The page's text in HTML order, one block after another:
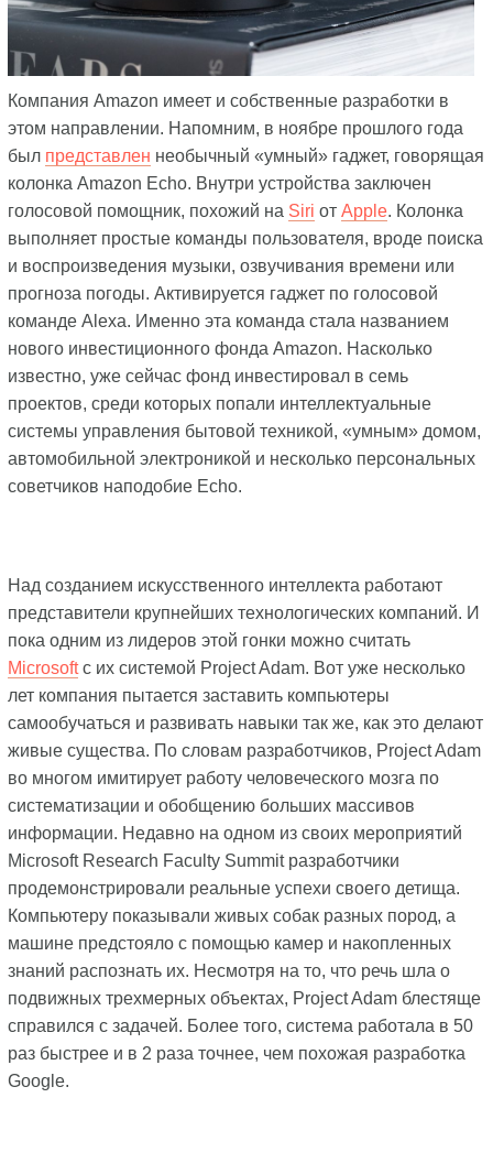
Компания Amazon имеет и собственные разработки в
этом направлении. Напомним, в ноябре прошлого года
был представлен необычный «умный» гаджет, говорящая
колонка Amazon Echo. Внутри устройства заключен
голосовой помощник, похожий на Siri от Apple. Колонка
выполняет простые команды пользователя, вроде поиска
и воспроизведения музыки, озвучивания времени или
прогноза погоды. Активируется гаджет по голосовой
команде Alexa. Именно эта команда стала названием
нового инвестиционного фонда Amazon. Насколько
известно, уже сейчас фонд инвестировал в семь
проектов, среди которых попали интеллектуальные
системы управления бытовой техникой, «умным» домом,
автомобильной электроникой и несколько персональных
советчиков наподобие Echo.
Над созданием искусственного интеллекта работают
представители крупнейших технологических компаний. И
пока одним из лидеров этой гонки можно считать
Microsoftс их системой Project Adam. Вот уже несколько
лет компания пытается заставить компьютеры
самообучаться и развивать навыки так же, как это делают
живые существа. По словам разработчиков, Project Adam
во многом имитирует работу человеческого мозга по
систематизации и обобщению больших массивов
информации. Недавно на одном из своих мероприятий
Microsoft Research Faculty Summit разработчики
продемонстрировали реальные успехи своего детища.
Компьютеру показывали живых собак разных пород, а
машине предстояло с помощью камер и накопленных
знаний распознать их. Несмотря на то, что речь шла о
подвижных трехмерных объектах, Project Adam блестяще
справился с задачей. Более того, система работала в 50
раз быстрее и в 2 раза точнее, чем похожая разработка
Google.